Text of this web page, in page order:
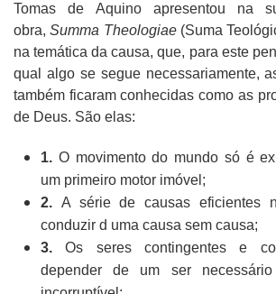
Tomas de Aquino apresentou na
obra,Summa Theologiae(Suma
na temática da causa, que, para este
qual algo se segue necessariamente,
também ficaram conhecidas como as
de Deus. São elas:
1. O movimento do mundo só é
um primeiro motor imóvel;
2. A série de causas eficientes
conduzir d uma causa sem causa;
3. Os seres contingentes e
depender de um ser